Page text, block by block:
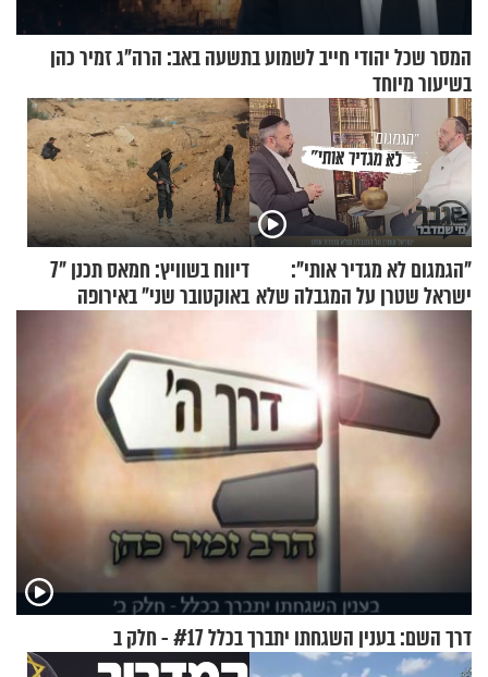
המסר שכל יהודי חייב לשמוע בתשעה באב: הרה"ג זמיר כהן
בשיעור מיוחד
"הגמגום לא מגדיר אותי":
ישראל שטרן על המגבלה שלא
עוצרת אותו
דיווח בשוויץ: חמאס תכנן "7
באוקטובר שני" באירופה
דרך השם: בענין השגחתו יתברך בכלל #17 - חלק ב